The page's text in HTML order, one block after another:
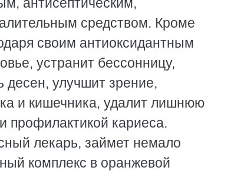
средством. Кроме
своим антиоксидантным
устранит бессонницу,
десен, улучшит зрение,
и кишечника, удалит лишнюю
профилактикой кариеса.
лекарь, займет немало
комплекс в оранжевой